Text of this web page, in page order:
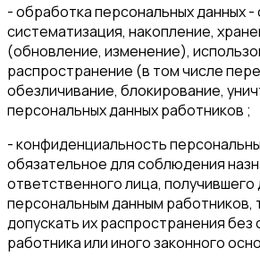
- обработка персональных данных -
систематизация, накопление,
(обновление, изменение),
распространение (в том числе
обезличивание, блокирование,
персональных данных работников ;
- конфиденциальность
обязательное для соблюдения
ответственного лица, получившего
персональным данным работников,
допускать их распространения без
работника или иного законного